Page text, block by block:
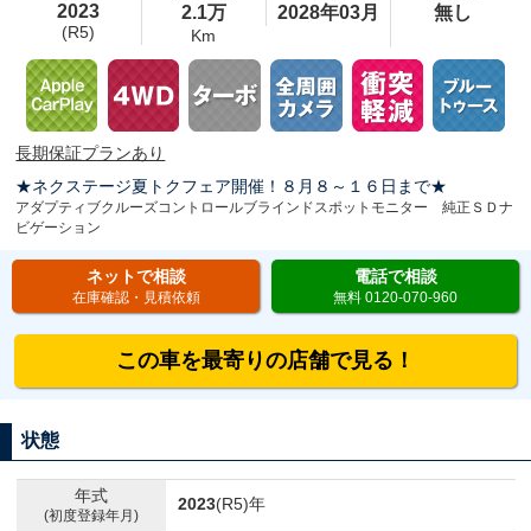
2023
(R5)
2.1万
Km
2028年03月 無し
長期保証プランあり
★ネクステージ夏トクフェア開催！８月８～１６日まで★
アダプティブクルーズコントロールブラインドスポットモニター 純正ＳＤナ
ビゲーション
ネットで相談
在庫確認・見積依頼
電話で相談
無料 0120-070-960
この車を最寄りの店舗で見る！
状態
年式
(初度登録年月)
2023(R5)年